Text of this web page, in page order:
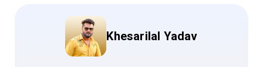
Khesarilal Yadav